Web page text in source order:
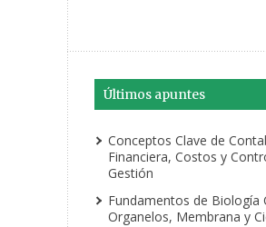
Últimos apuntes
Conceptos Clave de
Financiera, Costos y
Gestión
Fundamentos de Biología
Organelos, Membrana y